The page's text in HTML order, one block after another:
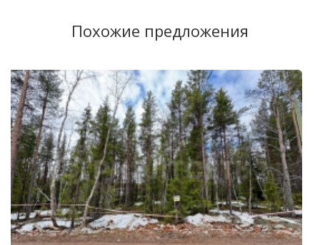
Похожие предложения